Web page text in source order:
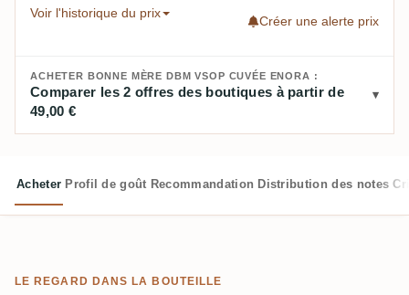
Voir l'historique du prix
Créer une alerte prix
ACHETER BONNE MÈRE DBM VSOP CUVÉE ENORA :
Comparer les 2 offres des boutiques à partir de
49,00 €
Acheter Profil de goût Recommandation Distribution des notes
LE REGARD DANS LA BOUTEILLE